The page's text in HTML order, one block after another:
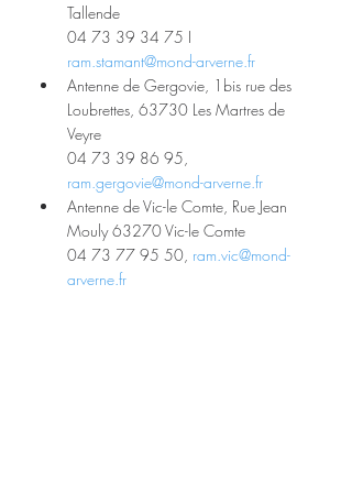
Tallende
04 73 39 34 75 I
ram.stamant@mond-arverne.fr
Antenne de Gergovie, 1bis rue des
Loubrettes, 63730 Les Martres de
Veyre
04 73 39 86 95,
ram.gergovie@mond-arverne.fr
Antenne de Vic-le Comte, Rue Jean
Mouly 63270 Vic-le Comte
04 73 77 95 50, ram.vic@mond-
arverne.fr